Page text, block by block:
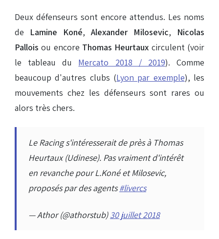
Deux défenseurs sont encore attendus. Les noms
de Lamine Koné, Alexander Milosevic, Nicolas
Pallois ou encore Thomas Heurtaux circulent (voir
le tableau du Mercato 2018 / 2019). Comme
beaucoup d'autres clubs (Lyon par exemple), les
mouvements chez les défenseurs sont rares ou
alors très chers.
Le Racing s'intéresserait de près à Thomas
Heurtaux (Udinese). Pas vraiment d'intérêt
en revanche pour L.Koné et Milosevic,
proposés par des agents#livercs
— Athor (@athorstub)30 juillet 2018